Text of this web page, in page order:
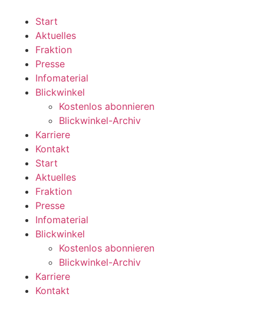
wechseln
Start
Aktuelles
Fraktion
Presse
Infomaterial
Blickwinkel
Kostenlos abonnieren
Blickwinkel-Archiv
Karriere
Kontakt
Start
Aktuelles
Fraktion
Presse
Infomaterial
Blickwinkel
Kostenlos abonnieren
Blickwinkel-Archiv
Karriere
Kontakt